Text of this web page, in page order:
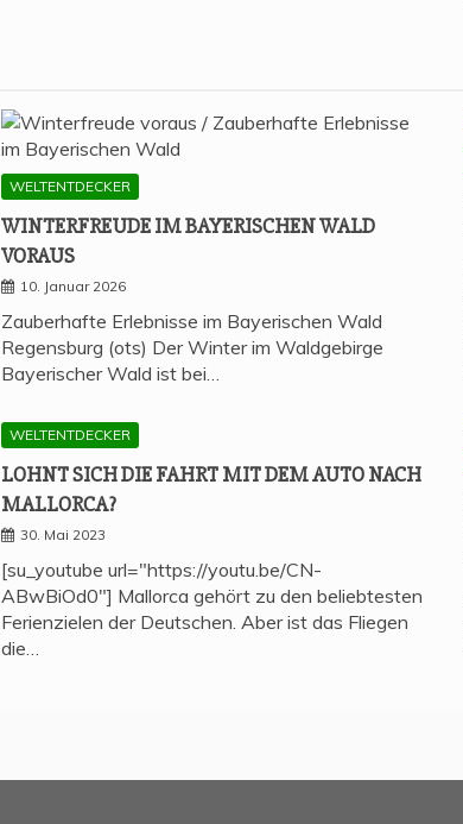
WELTENTDECKER
WIN­TER­FREU­DE IM BAYE­RI­SCHEN WALD
VORAUS
10. Januar 2026
Zauberhafte Erlebnisse im Bayerischen Wald
Regensburg (ots) Der Winter im Waldgebirge
Bayerischer Wald ist bei…
WELTENTDECKER
LOHNT SICH DIE FAHRT MIT DEM AUTO NACH
MALLORCA?
30. Mai 2023
[su_youtube url="https://youtu.be/CN-
ABwBiOd0"] Mallorca gehört zu den beliebtesten
Ferienzielen der Deutschen. Aber ist das Fliegen
die…